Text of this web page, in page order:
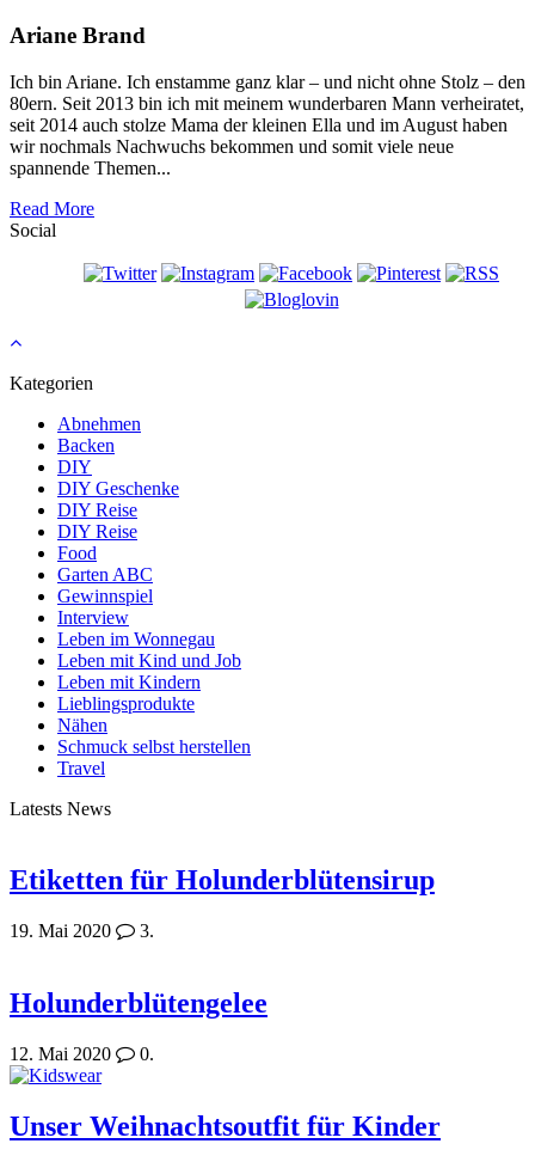
Ariane Brand
Ich bin Ariane. Ich enstamme ganz klar – und nicht ohne Stolz – den
80ern. Seit 2013 bin ich mit meinem wunderbaren Mann verheiratet,
seit 2014 auch stolze Mama der kleinen Ella und im August haben
wir nochmals Nachwuchs bekommen und somit viele neue
spannende Themen...
Read More
Social
Kategorien
Abnehmen
Backen
DIY
DIY Geschenke
DIY Reise
DIY Reise
Food
Garten ABC
Gewinnspiel
Interview
Leben im Wonnegau
Leben mit Kind und Job
Leben mit Kindern
Lieblingsprodukte
Nähen
Schmuck selbst herstellen
Travel
Latests News
Etiketten für Holunderblütensirup
19. Mai 2020 3.
Holunderblütengelee
12. Mai 2020 0.
Unser Weihnachtsoutfit für Kinder